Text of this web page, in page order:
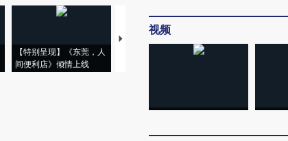
【特别呈现】《东莞，人
间便利店》倾情上线
【推广】走进第四届链博
会，让数智科技“链”接产
【特别呈现】寻
视频